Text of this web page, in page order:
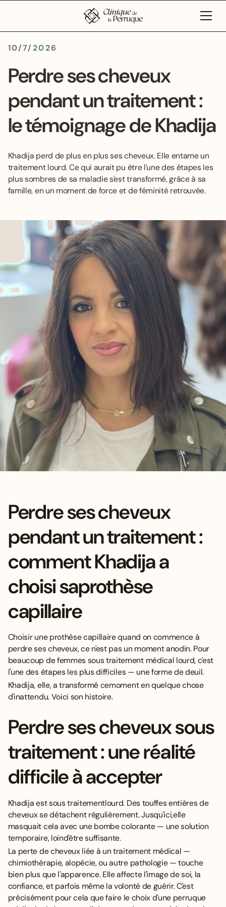
10/7/2026
Perdre ses cheveux
pendant un traitement :
le témoignage de Khadija
Khadija perd de plus en plus ses cheveux. Elle entame un
traitement lourd. Ce qui aurait pu être l'une des étapes les
plus sombres de sa maladie s'est transformé, grâce à sa
famille, en un moment de force et de féminité retrouvée.
Perdre ses cheveux
pendant un traitement :
comment Khadija a
choisi saprothèse
capillaire
Choisir une prothèse capillaire quand on commence à
perdre ses cheveux, ce n'est pas un moment anodin. Pour
beaucoup de femmes sous traitement médical lourd, c'est
l'une des étapes les plus difficiles — une forme de deuil.
Khadija, elle, a transformé cemoment en quelque chose
d'inattendu. Voici son histoire.
Perdre ses cheveux sous
traitement : une réalité
difficile à accepter
Khadija est sous traitementlourd. Des touffes entières de
cheveux se détachent régulièrement. Jusqu'ici,elle
masquait cela avec une bombe colorante — une solution
temporaire, loind'être suffisante.
La perte de cheveux liée à un traitement médical —
chimiothérapie, alopécie, ou autre pathologie — touche
bien plus que l'apparence. Elle affecte l'image de soi, la
confiance, et parfois même la volonté de guérir. C'est
précisément pour cela quefaire le choix d'une perruque